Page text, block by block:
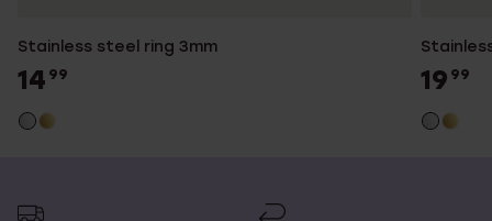
Stainless steel ring 3mm
14 99 19 99